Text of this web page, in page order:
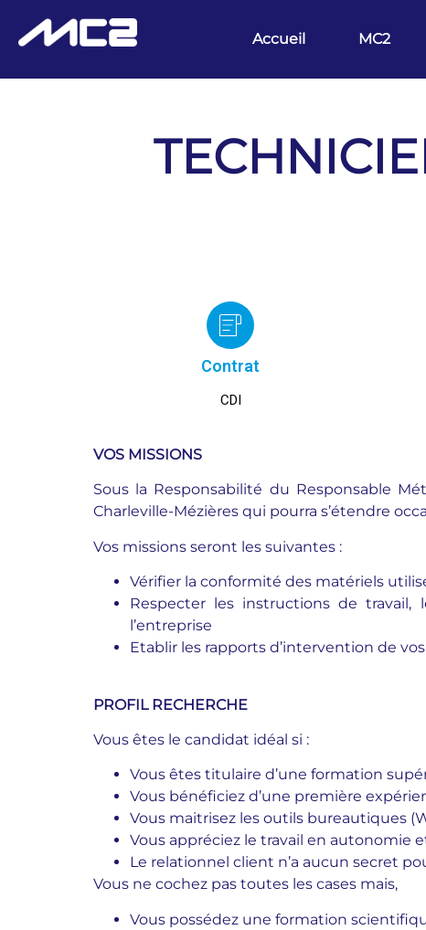
Accueil MC2
Contrat
CDI
VOS MISSIONS
Sous la Responsabilité du Responsable
Charleville-Mézières qui pourra s’étendre
Vos missions seront les suivantes :
Vérifier la conformité des matériels
Respecter les instructions de
l’entreprise
Etablir les rapports d’intervention de
PROFIL RECHERCHE
Vous êtes le candidat idéal si :
Vous êtes titulaire d’une formation
Vous bénéficiez d’une première
Vous maitrisez les outils bureautiques
Vous appréciez le travail en autonomie
Le relationnel client n’a aucun secret
Vous ne cochez pas toutes les cases mais,
Vous possédez une formation